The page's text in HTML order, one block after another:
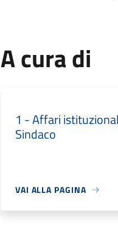
A cura di
1 - Affari
Sindaco
VAI ALLA PAGINA